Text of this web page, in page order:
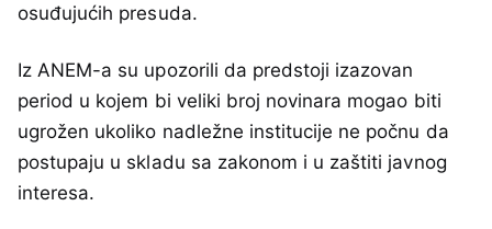
osuđujućih presuda.
Iz ANEM-a su upozorili da predstoji izazovan
period u kojem bi veliki broj novinara mogao biti
ugrožen ukoliko nadležne institucije ne počnu da
postupaju u skladu sa zakonom i u zaštiti javnog
interesa.